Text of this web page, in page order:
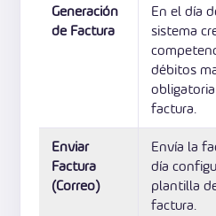
Generación
de Factura
En el día
sistema
débitos
factura.
Enviar
Factura
(Correo)
Envía la
día
plantilla
factura.